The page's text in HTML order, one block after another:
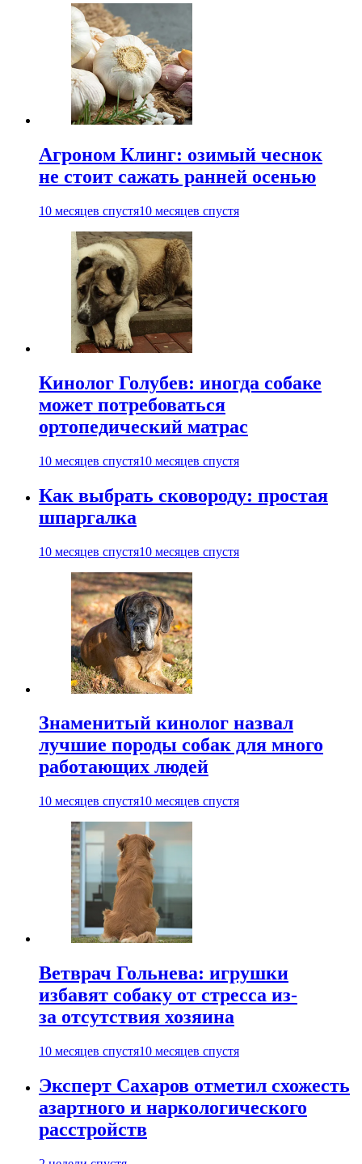
Агроном Клинг: озимый чеснок
не стоит сажать ранней осенью
10 месяцев спустя10 месяцев спустя
Кинолог Голубев: иногда собаке
может потребоваться
ортопедический матрас
10 месяцев спустя10 месяцев спустя
Как выбрать сковороду: простая
шпаргалка
10 месяцев спустя10 месяцев спустя
Знаменитый кинолог назвал
лучшие породы собак для много
работающих людей
10 месяцев спустя10 месяцев спустя
Ветврач Гольнева: игрушки
избавят собаку от стресса из-
за отсутствия хозяина
10 месяцев спустя10 месяцев спустя
Эксперт Сахаров отметил схожесть
азартного и наркологического
расстройств